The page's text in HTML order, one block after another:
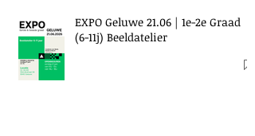
EXPO Geluwe 21.06 | 1e-2e Graad
(6-11j) Beeldatelier